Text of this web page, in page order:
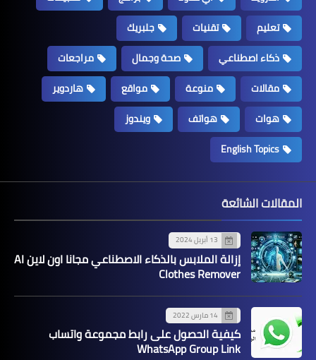
تعليم
تقنيات
جلبريك
ذكاء اصطناعي
صحة وجمال
مراجعات
مقالات
منوعة مواقع
هاردوير
هوات
هواتف
ويندوز
English Topics
المقالات الشائعة
13 أبريل 2024
إزالة الملابس بالذكاء الاصطناعي مجانا اون لاين AI
Clothes Remover
14 مارس 2022
كيفية الحصول على رابط مجموعة واتساب
WhatsApp Group Link